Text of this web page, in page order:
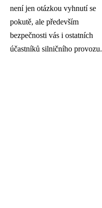
není jen otázkou vyhnutí se
pokutě, ale především
bezpečnosti vás i ostatních
účastníků silničního provozu.